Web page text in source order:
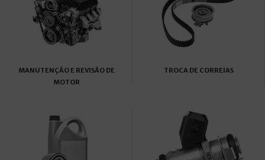
MANUTENÇÃO E REVISÃO DE
MOTOR
TROCA DE CORREIAS